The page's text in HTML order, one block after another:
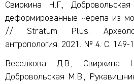
Свиркина Н.Г.,
деформированные черепа из
// Stratum Plus.
антропология. 2021. № 4. С. 149-
Веселкова Д.В., Свиркина
Добровольская М.В.,